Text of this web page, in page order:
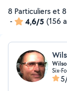
8 Particuliers et
-
4,6/5 (156
Six-